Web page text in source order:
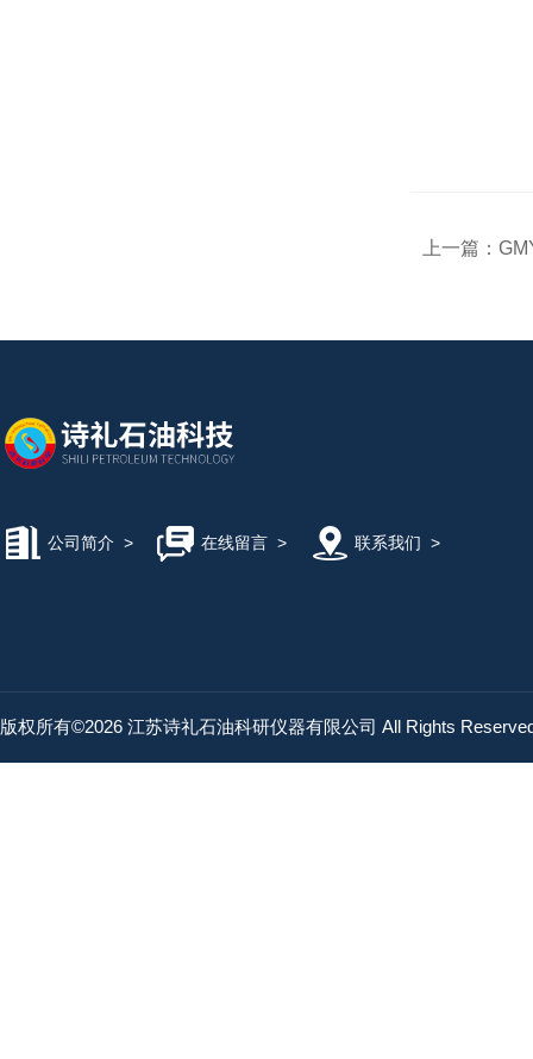
上一篇：
公司简介 > 在线留言> 联系我们 >
版权所有©2026 江苏诗礼石油科研仪器有限公司 All Rights